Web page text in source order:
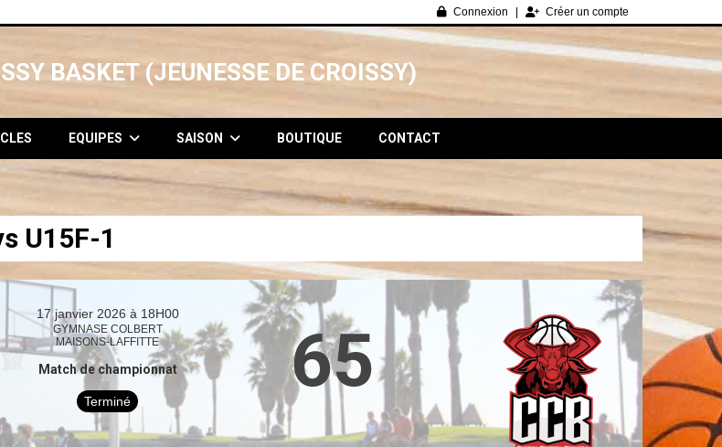
Connexion Créer un compte
BASKET (JEUNESSE DE CROISSY)
EQUIPES SAISON BOUTIQUE CONTACT
U15F-1
17 janvier 2026 à 18H00
GYMNASE COLBERT
MAISONS-LAFFITTE
Match de championnat
Terminé 65